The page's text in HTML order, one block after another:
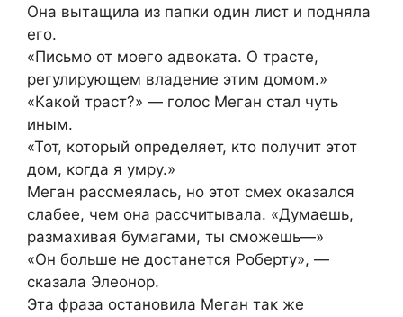
Она вытащила из папки один лист и подняла
его.
«Письмо от моего адвоката. О трасте,
регулирующем владение этим домом.»
«Какой траст?» — голос Меган стал чуть
иным.
«Тот, который определяет, кто получит этот
дом, когда я умру.»
Меган рассмеялась, но этот смех оказался
слабее, чем она рассчитывала. «Думаешь,
размахивая бумагами, ты сможешь—»
«Он больше не достанется Роберту», —
сказала Элеонор.
Эта фраза остановила Меган так же